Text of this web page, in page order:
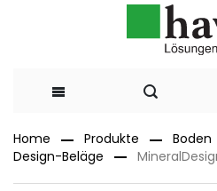
zum
Home Produkte Boden
Design-Beläge